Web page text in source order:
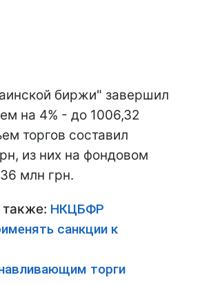
биржи" завершил
на 4% - до 1006,32
торгов составил
из них на фондовом
млн грн.
также: НКЦБФР
санкции к
торги